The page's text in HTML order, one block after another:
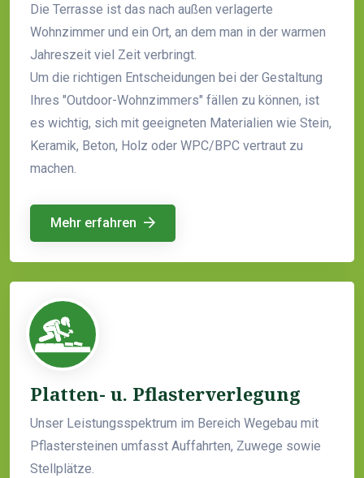
Die Terrasse ist das nach außen verlagerte
Wohnzimmer und ein Ort, an dem man in der warmen
Jahreszeit viel Zeit verbringt.
Um die richtigen Entscheidungen bei der Gestaltung
Ihres "Outdoor-Wohnzimmers" fällen zu können, ist
es wichtig, sich mit geeigneten Materialien wie Stein,
Keramik, Beton, Holz oder WPC/BPC vertraut zu
machen.
Mehr erfahren
Platten- u. Pflasterverlegung
Unser Leistungsspektrum im Bereich Wegebau mit
Pflastersteinen umfasst Auffahrten, Zuwege sowie
Stellplätze.